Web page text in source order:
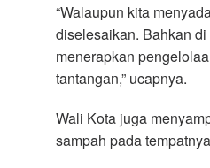
“Walaupun kita
diselesaikan. Bahkan
menerapkan
tantangan,” ucapnya.
Wali Kota juga
sampah pada